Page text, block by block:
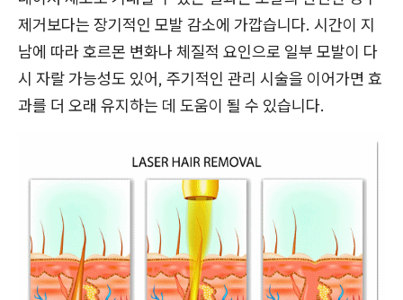
제거보다는 장기적인 모발 감소에 가깝습니다. 시간이 지
남에 따라 호르몬 변화나 체질적 요인으로 일부 모발이 다
시 자랄 가능성도 있어, 주기적인 관리 시술을 이어가면 효
과를 더 오래 유지하는 데 도움이 될 수 있습니다.